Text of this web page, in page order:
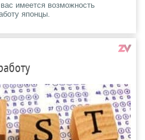
имеется возможность
японцы.